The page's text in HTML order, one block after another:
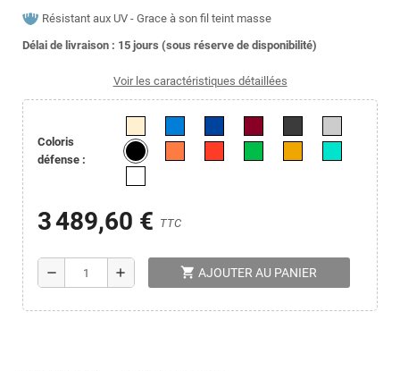
Résistant aux UV - Grace à son fil teint masse
Délai de livraison : 15 jours (sous réserve de disponibilité)
Voir les caractéristiques détaillées
Coloris
défense :
3 489,60 € TTC
remove add shopping_cart AJOUTER AU PANIER